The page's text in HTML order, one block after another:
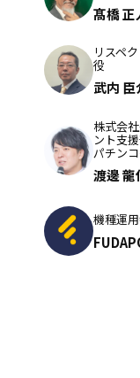
髙橋 正
リスペ
役
武内 臣
株式会
ント支
パチン
渡邊 龍
機種運